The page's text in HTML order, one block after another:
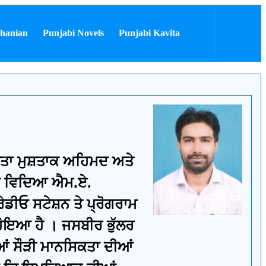
Punjabi Novels Punjabi Kavita
ਮੁਸ਼ਤਾਕ ਅਹਿਮਦ ਅਤੇ
ਵਿਦਿਆ ਐਮ.ਏ.
ਸਟੇਸ਼ਨ ਤੇ ਪ੍ਰੋਗਰਾਮ
ਹੋਇਆ ਹੈ । ਜਸਬੀਰ ਭੁੱਲਰ
ਸੌੜੀ ਮਾਨਸਿਕਤਾ ਦੀਆਂ